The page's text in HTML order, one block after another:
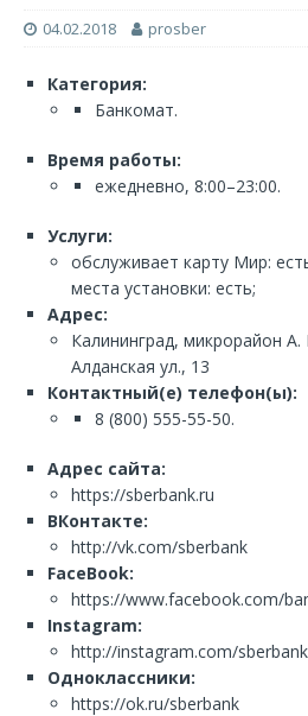
04.02.2018 prosber
Категория:
Банкомат.
Время работы:
ежедневно, 8:00–23:00.
Услуги:
обслуживает карту Мир:
места установки: есть;
Адрес:
Калининград, микрорайон
Алданская ул., 13
Контактный(е) телефон(ы):
8 (800) 555-55-50.
Адрес сайта:
https://sberbank.ru
ВКонтакте:
http://vk.com/sberbank
FaceBook:
https://www.facebook.com/
Instagram:
http://instagram.com/sberbank
Одноклассники:
https://ok.ru/sberbank